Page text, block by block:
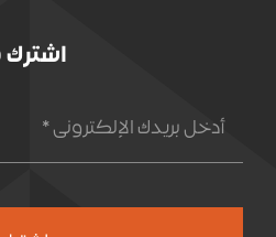
اشترك